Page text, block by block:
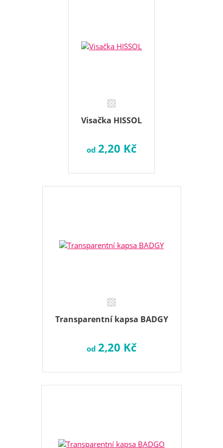
Visačka HISSOL
od 2,20 Kč
Transparentní kapsa BADGY
od 2,20 Kč